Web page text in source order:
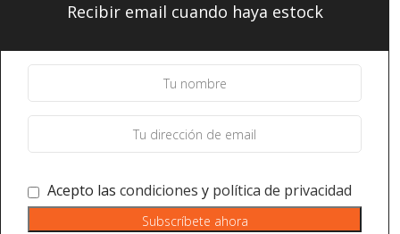
Recibir email cuando haya estock
Acepto las condiciones y política de privacidad
Subscríbete ahora